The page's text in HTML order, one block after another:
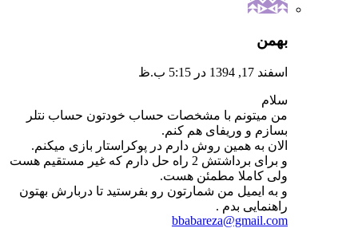
بهمن
اسفند 17, 1394 در 5:15 ب.ظ
سلام
من میتونم با مشخصات حساب خودتون حساب نتلر
بسازم و وریفای هم کنم.
الان به همین روش دارم در پوکراستار بازی میکنم.
و برای برداشتش 2 راه حل دارم که غیر مستقیم هست
ولی کاملا مطمئن هست.
و به ایمیل من شمارتون رو بفرستید تا دربارش بهتون
راهنمایی بدم .
bbabareza@gmail.com